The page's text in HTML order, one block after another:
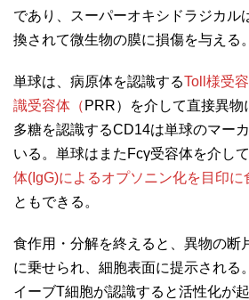
であり、スーパーオキシドラジカル
換されて微生物の膜に損傷を与える。
単球は、病原体を認識するToll様受
識受容体（ PRR）を介して直接異物
多糖を認識するCD14は単球のマー
いる。単球はまたFcγ受容体を介し
体(IgG)によるオプソニン化を目印に
ともできる。
食作用・分解を終えると、異物の断
に乗せられ、細胞表面に提示される
イーブT細胞が認識すると活性化が